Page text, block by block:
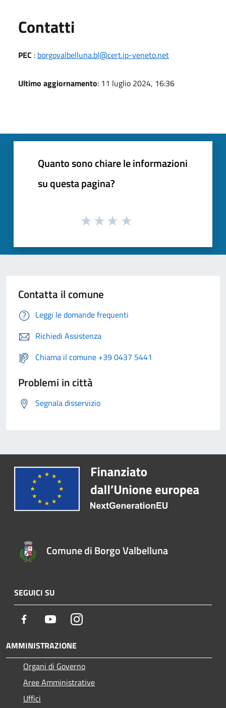
Contatti
PEC : borgovalbelluna.bl@cert.ip-veneto.net
Ultimo aggiornamento: 11 luglio 2024, 16:36
Quanto sono chiare le informazioni
su questa pagina?
Contatta il comune
Leggi le domande frequenti
Richiedi Assistenza
Chiama il comune +39 0437 5441
Problemi in città
Segnala disservizio
Comune di Borgo Valbelluna
SEGUICI SU
Facebook YoutubeInstagram
AMMINISTRAZIONE
Organi di Governo
Aree Amministrative
Uffici